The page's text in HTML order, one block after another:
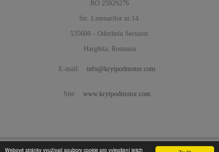
Webové stránky využívají soubory cookie pro vylepšení jejich
RO 25929276
Str. Lemnarilor nr.14.
535600 - Odorheiu Secuiesc
Harghita, Romania
E-mail: info@krytpodmotor.com
Site: www.krytpodmotor.com